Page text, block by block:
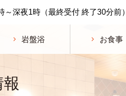
～深夜1時（最終受付 終了30分前）
岩盤浴 お食事